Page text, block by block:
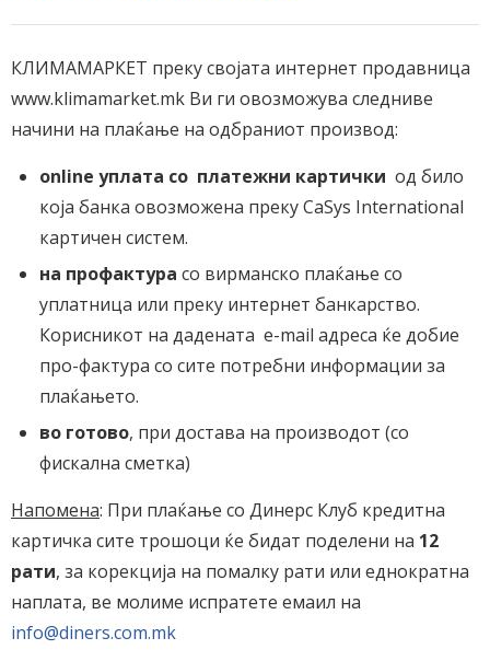
КЛИМАМАРКЕТ преку својата интернет продавница
www.klimamarket.mk Ви ги овозможува следниве
начини на плаќање на одбраниот производ:
online уплата со платежни картички од било
која банка овозможена преку CaSys International
картичен систем.
на профактура со вирманско плаќање со
уплатница или преку интернет банкарство.
Корисникот на дадената е-mail адреса ќе добие
про-фактура со сите потребни информации за
плаќањето.
во готово, при достава на производот (со
фискална сметка)
Напомена: При плаќање со Динерс Клуб кредитна
картичка сите трошоци ќе бидат поделени на 12
рати, за корекција на помалку рати или еднократна
наплата, ве молиме испратете емаил на
info@diners.com.mk